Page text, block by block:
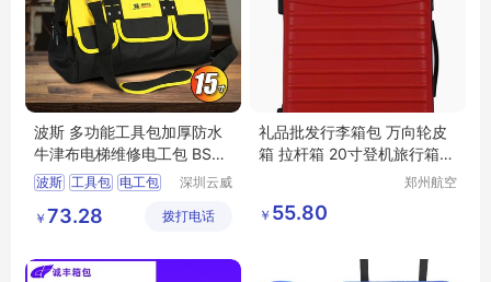
波斯 多功能工具包加厚防水
牛津布电梯维修电工包 BS52
5413（15寸）
波斯 工具包 电工包
深圳云威
有限公司
￥ 73.28 拨打电话
礼品批发行李箱包 万向轮皮
箱 拉杆箱 20寸登机旅行箱包
郑州航空
￥ 55.80